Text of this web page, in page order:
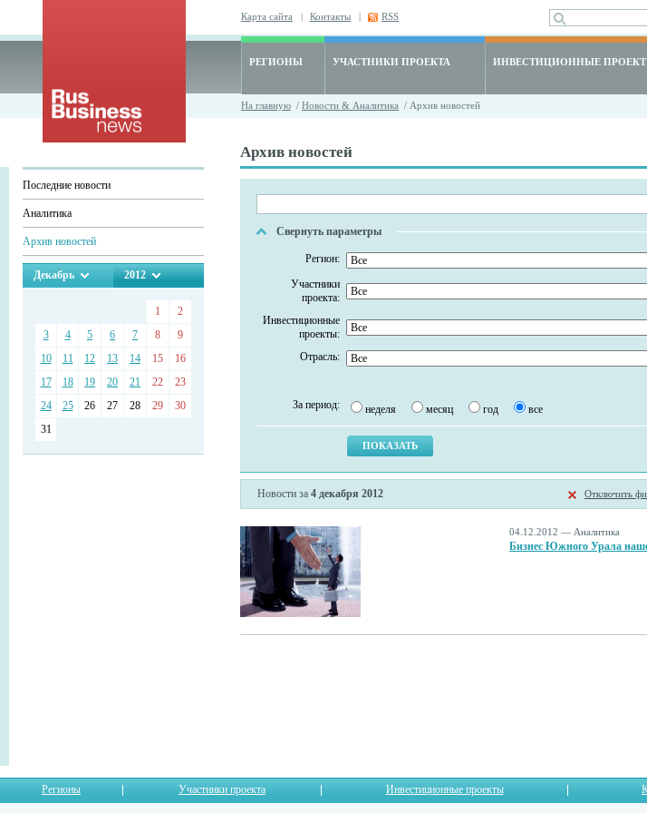
Карта сайта | Контакты | RSS
РЕГИОНЫ УЧАСТНИКИ ПРОЕКТА ИНВЕСТИЦИОННЫЕ
На главную / Новости & Аналитика / Архив новостей
Последние новости
Аналитика
Архив новостей
Декабрь 2012
1
2
3
4 5 6 7 8
9
10
11 12 13 14 15
16
17
18 19 20 21 22
23
24
25 26 27 28 29
30
31
Архив новостей
Свернуть параметры
Регион:
Участники
проекта:
Инвестиционные
проекты:
Отрасль:
За период: неделя месяц год все
Новости за 4 декабря 2012 Отключить
04.12.2012 — Аналитика
Бизнес Южного Урала
Регионы Участники проекта Инвестиционные проекты